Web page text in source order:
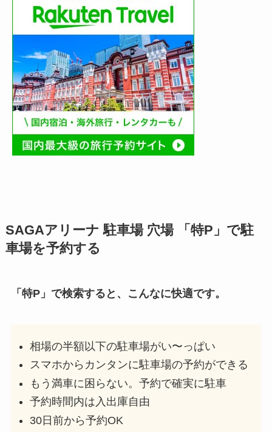
SAGAアリーナ 駐車場 穴場 「特P」で駐
車場を予約する
「特P」で検索すると、こんなに快適です。
相場の半額以下の駐車場がい〜っぱい
スマホからカンタンに駐車場の予約ができる
もう満車に困らない。予約で確実に駐車
予約時間内は入出庫自由
30日前から予約OK